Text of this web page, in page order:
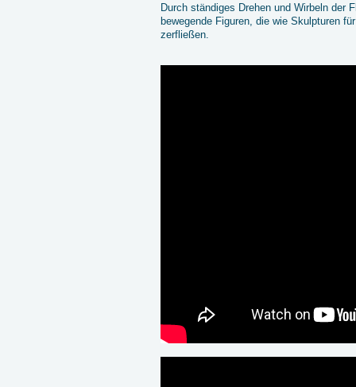
Durch ständiges Drehen und Wirbeln der
bewegende Figuren, die wie Skulpturen
zerfließen.